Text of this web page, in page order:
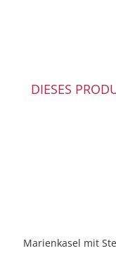
DIESES
Marienkasel mit